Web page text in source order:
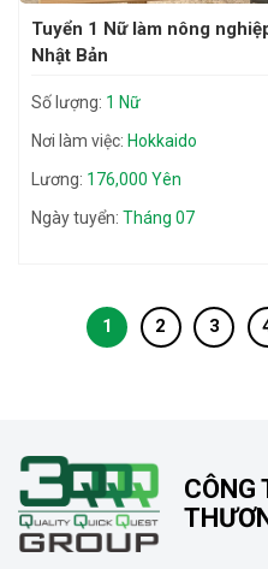
Tuyển 1 Nữ làm nông
Nhật Bản
Số lượng: 1 Nữ
Nơi làm việc: Hokkaido
Lương: 176,000 Yên
Ngày tuyển: Tháng 07
1 2 3
CÔNG